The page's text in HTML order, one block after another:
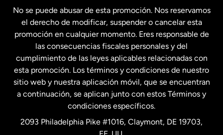
Francia
Malasia
Nueva Zelanda
Países Bajos
No se puede abusar de esta promoción. Nos reservamos
el derecho de modificar, suspender o cancelar esta
promoción en cualquier momento. Eres responsable de
las consecuencias fiscales personales y del
cumplimiento de las leyes aplicables relacionadas con
esta promoción. Los términos y condiciones de nuestro
sitio web y nuestra aplicación móvil, que se encuentran
a continuación, se aplican junto con estos Términos y
condiciones específicos.
2093 Philadelphia Pike #1016, Claymont, DE 19703,